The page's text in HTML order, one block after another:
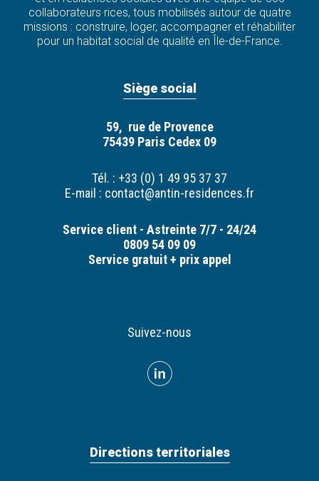
collaborateurs·rices, tous mobilisés autour de quatre
missions : construire, loger, accompagner et réhabiliter
pour un habitat social de qualité en Île-de-France.
Siège social
59, rue de Provence
75439 Paris Cedex 09
Tél. : +33 (0) 1 49 95 37 37
E-mail : contact@antin-residences.fr
Service client - Astreinte 7/7 - 24/24
0809 54 09 09
Service gratuit + prix appel
Suivez-nous
Directions territoriales